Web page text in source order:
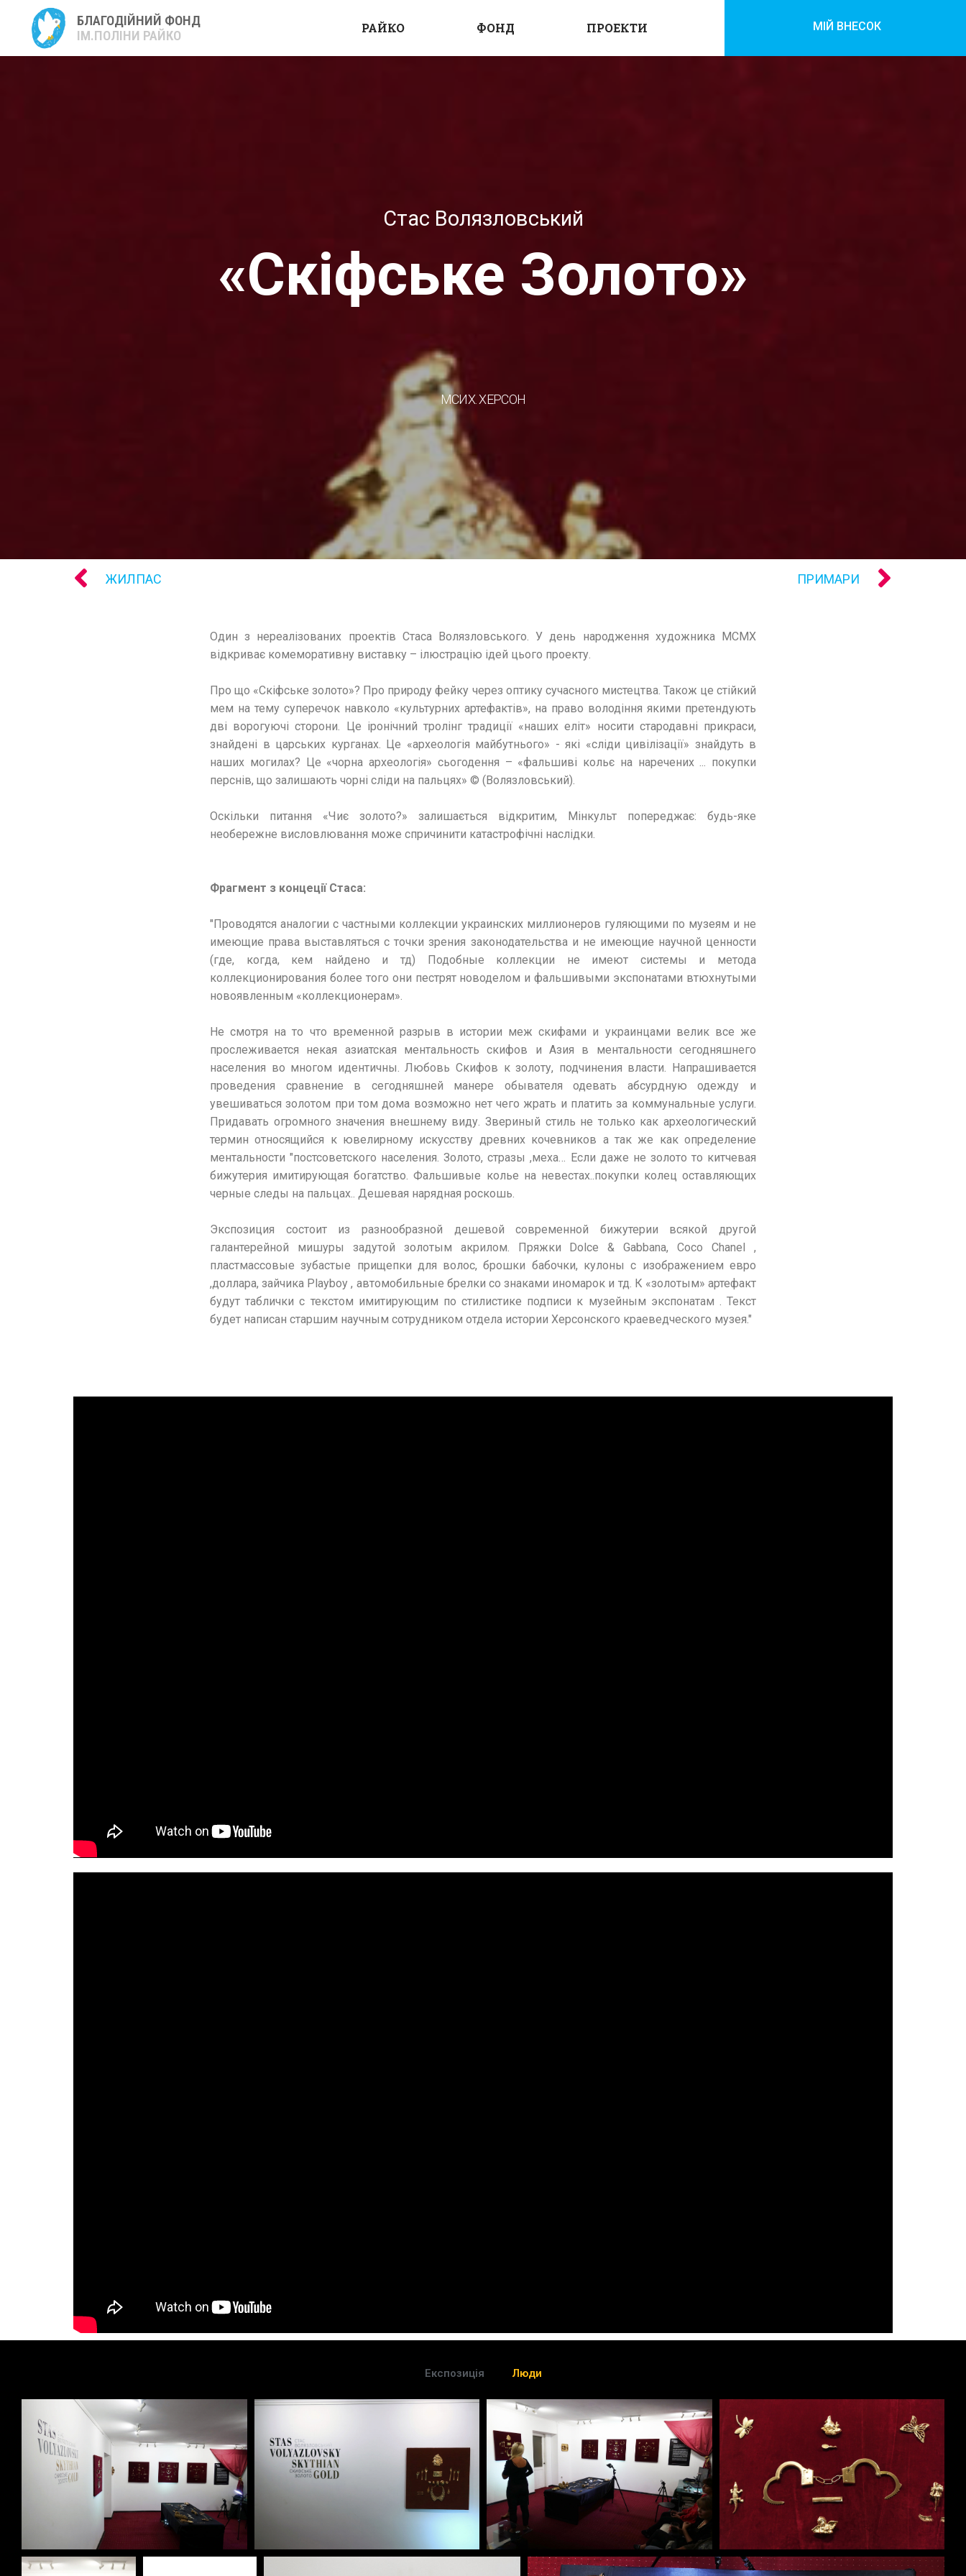
БЛАГОДІЙНИЙ ФОНД
ІМ.ПОЛІНИ РАЙКО
РАЙКО ФОНД ПРОЕКТИ МІЙ ВНЕСОК
Стас Волязловський
«Скіфське Золото»
МСИХ. ХЕРСОН
ЖИЛПАС ПРИМАРИ
Один з нереалізованих проектів Стаса Волязловського. У день народження художника МСМХ
відкриває комеморативну виставку – ілюстрацію ідей цього проекту.
Про що «Скіфське золото»? Про природу фейку через оптику сучасного мистецтва. Також це стійкий
мем на тему суперечок навколо «культурних артефактів», на право володіння якими претендують
дві ворогуючі сторони. Це іронічний тролінг традиції «наших еліт» носити стародавні прикраси,
знайдені в царських курганах. Це «археологія майбутнього» - які «сліди цивілізації» знайдуть в
наших могилах? Це «чорна археологія» сьогодення – «фальшиві кольє на наречених ... покупки
перснів, що залишають чорні сліди на пальцях» © (Волязловський).
Оскільки питання «Чиє золото?» залишається відкритим, Мінкульт попереджає: будь-яке
необережне висловлювання може спричинити катастрофічні наслідки.
Фрагмент з концеції Стаса:
"Проводятся аналогии с частными коллекции украинских миллионеров гуляющими по музеям и не
имеющие права выставляться с точки зрения законодательства и не имеющие научной ценности
(где, когда, кем найдено и тд) Подобные коллекции не имеют системы и метода
коллекционирования более того они пестрят новоделом и фальшивыми экспонатами втюхнутыми
новоявленным «коллекционерам».
Не смотря на то что временной разрыв в истории меж скифами и украинцами велик все же
прослеживается некая азиатская ментальность скифов и Азия в ментальности сегодняшнего
населения во многом идентичны. Любовь Скифов к золоту, подчинения власти. Напрашивается
проведения сравнение в сегодняшней манере обывателя одевать абсурдную одежду и
увешиваться золотом при том дома возможно нет чего жрать и платить за коммунальные услуги.
Придавать огромного значения внешнему виду. Звериный стиль не только как археологический
термин относящийся к ювелирному искусству древних кочевников а так же как определение
ментальности "постсоветского населения. Золото, стразы ,меха… Если даже не золото то китчевая
бижутерия имитирующая богатство. Фальшивые колье на невестах..покупки колец оставляющих
черные следы на пальцах.. Дешевая нарядная роскошь.
Экспозиция состоит из разнообразной дешевой современной бижутерии всякой другой
галантерейной мишуры задутой золотым акрилом. Пряжки Dolce & Gabbana, Coco Chanel ,
пластмассовые зубастые прищепки для волос, брошки бабочки, кулоны с изображением евро
,доллара, зайчика Playboy , автомобильные брелки со знаками иномарок и тд. К «золотым» артефакт
будут таблички с текстом имитирующим по стилистике подписи к музейным экспонатам . Текст
будет написан старшим научным сотрудником отдела истории Херсонского краеведческого музея."
Експозиція Люди